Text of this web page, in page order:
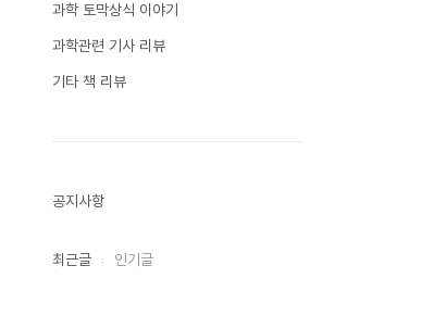
과학 토막상식 이야기
과학관련 기사 리뷰
기타 책 리뷰
공지사항
최근글 인기글